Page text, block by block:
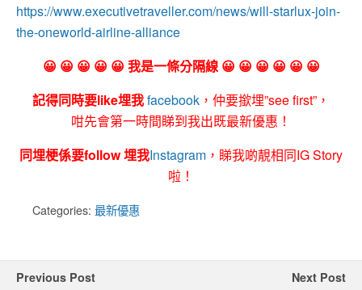
https://www.executivetraveller.com/news/will-starlux-join-
the-oneworld-airline-alliance
😀 😀 😀 😀 😀 我是一條分隔線 😀 😀 😀 😀 😀 😀
記得同時要like埋我facebook ，仲要撳埋”see first”，
咁先會第一時間睇到我出既最新優惠！
同埋梗係要follow 埋我Instagram ，睇我啲靚相同IG Story
啦！
Categories: 最新優惠
Previous Post Next Post